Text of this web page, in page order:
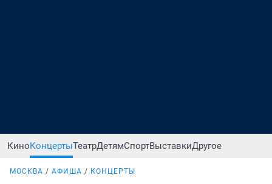
КиноКонцертыТеатрДетямСпортВыставкиДругое
МОСКВА АФИША КОНЦЕРТЫ